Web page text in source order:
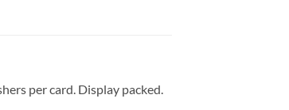
per card. Display packed.